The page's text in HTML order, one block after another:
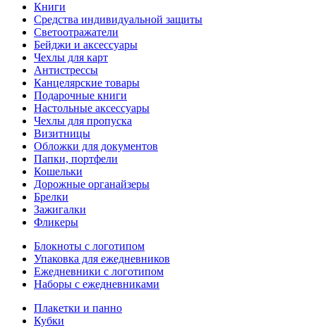
Книги
Средства индивидуальной защиты
Светоотражатели
Бейджи и аксессуары
Чехлы для карт
Антистрессы
Канцелярские товары
Подарочные книги
Настольные аксессуары
Чехлы для пропуска
Визитницы
Обложки для документов
Папки, портфели
Кошельки
Дорожные органайзеры
Брелки
Зажигалки
Фликеры
Блокноты с логотипом
Упаковка для ежедневников
Ежедневники с логотипом
Наборы с ежедневниками
Плакетки и панно
Кубки